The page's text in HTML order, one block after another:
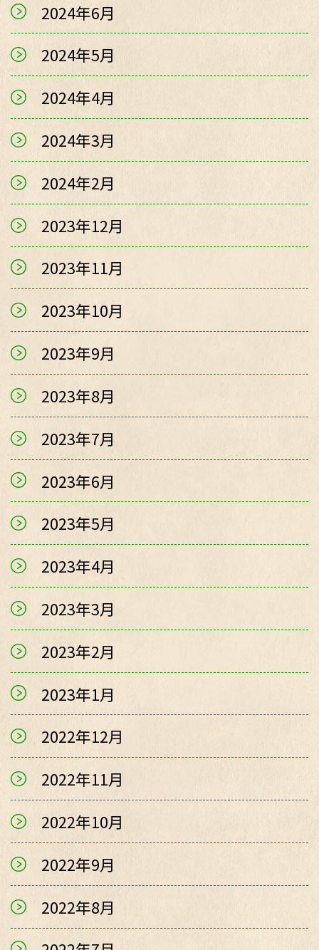
2024年6月
2024年5月
2024年4月
2024年3月
2024年2月
2023年12月
2023年11月
2023年10月
2023年9月
2023年8月
2023年7月
2023年6月
2023年5月
2023年4月
2023年3月
2023年2月
2023年1月
2022年12月
2022年11月
2022年10月
2022年9月
2022年8月